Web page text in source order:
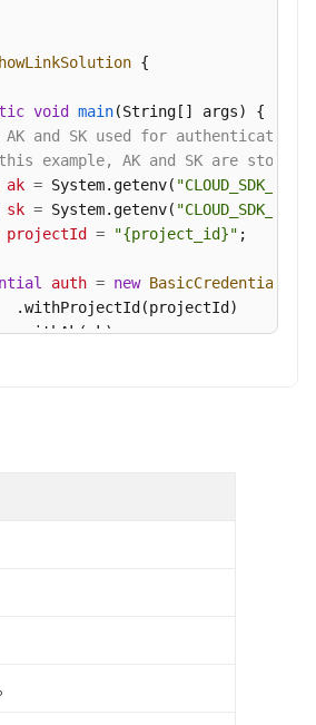
{
void main(String[] args)
{
AK and SK used for
example, AK and SK are stored
ak = System.getenv( "CLOUD_SDK_AK"
sk = System.getenv( "CLOUD_SDK_SK"
projectId = "{project_id}" ;
auth = new BasicCredentials
.withProjectId(projectId)
.withAk(ak)
.withCredential(auth)